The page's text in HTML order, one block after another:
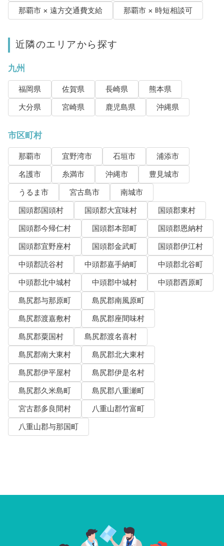
那覇市 × 遠方交通費支給
那覇市 × 時短相談可
近隣のエリアから探す
九州
福岡県 佐賀県 長崎県
熊本県
大分県
宮崎県 鹿児島県 沖縄県
市区町村
那覇市 宜野湾市 石垣市
浦添市
名護市
糸満市 沖縄市
豊見城市
うるま市
宮古島市
南城市
国頭郡国頭村
国頭郡大宜味村
国頭郡東村
国頭郡今帰仁村
国頭郡本部町
国頭郡恩納村
国頭郡宜野座村
国頭郡金武町
国頭郡伊江村
中頭郡読谷村
中頭郡嘉手納町
中頭郡北谷町
中頭郡北中城村
中頭郡中城村
中頭郡西原町
島尻郡与那原町
島尻郡南風原町
島尻郡渡嘉敷村
島尻郡座間味村
島尻郡粟国村
島尻郡渡名喜村
島尻郡南大東村
島尻郡北大東村
島尻郡伊平屋村
島尻郡伊是名村
島尻郡久米島町
島尻郡八重瀬町
宮古郡多良間村
八重山郡竹富町
八重山郡与那国町